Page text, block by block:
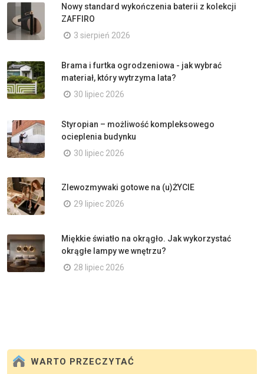
Nowy standard wykończenia baterii z kolekcji
ZAFFIRO
3 sierpień 2026
Brama i furtka ogrodzeniowa - jak wybrać
materiał, który wytrzyma lata?
30 lipiec 2026
Styropian – możliwość kompleksowego
ocieplenia budynku
30 lipiec 2026
Zlewozmywaki gotowe na (u)ŻYCIE
29 lipiec 2026
Miękkie światło na okrągło. Jak wykorzystać
okrągłe lampy we wnętrzu?
28 lipiec 2026
WARTO PRZECZYTAĆ